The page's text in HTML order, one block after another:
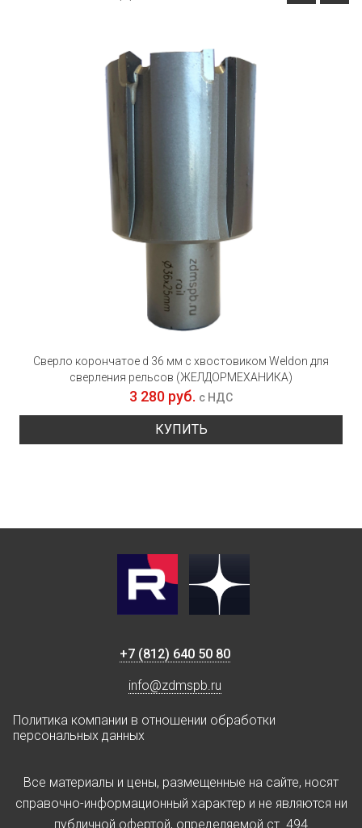
Сверло корончатое d 36 мм с хвостовиком Weldon для
сверления рельсов (ЖЕЛДОРМЕХАНИКА)
3 280 руб. с НДС
КУПИТЬ
+7 (812) 640 50 80
info@zdmspb.ru
Политика компании в отношении обработки
персональных данных
Все материалы и цены, размещенные на сайте, носят
справочно-информационный характер и не являются ни
публичной офертой, определяемой ст. 494